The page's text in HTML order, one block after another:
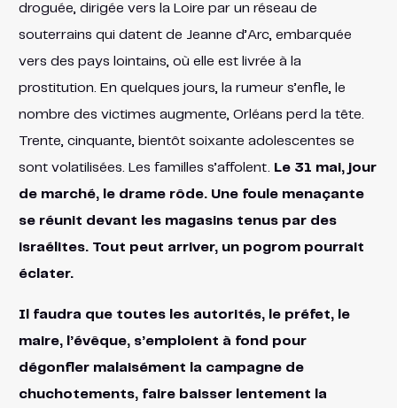
droguée, dirigée vers la Loire par un réseau de
souterrains qui datent de Jeanne d’Arc, embarquée
vers des pays lointains, où elle est livrée à la
prostitution. En quelques jours, la rumeur s’enfle, le
nombre des victimes augmente, Orléans perd la tête.
Trente, cinquante, bientôt soixante adolescentes se
sont volatilisées. Les familles s’affolent.
Le 31 mai, jour
de marché, le drame rôde. Une foule menaçante
se réunit devant les magasins tenus par des
israélites. Tout peut arriver, un pogrom pourrait
éclater.
Il faudra que toutes les autorités, le préfet, le
maire, l’évêque, s’emploient à fond pour
dégonfler malaisément la campagne de
chuchotements, faire baisser lentement la